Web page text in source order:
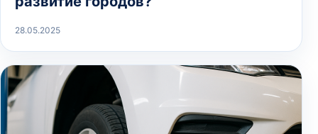
28.05.2025